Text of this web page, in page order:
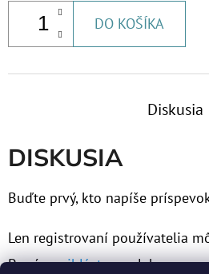
DO KOŠÍKA
Diskusia
DISKUSIA
Buďte prvý, kto napíše
Len registrovaní používatelia
Prosímprihláste saalebo sa